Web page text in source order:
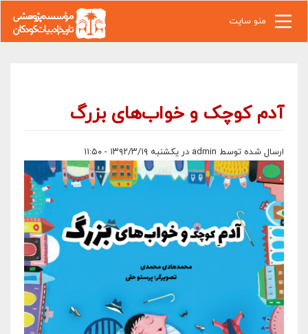
منو سایت
آدم کوچک و خواب‌های بزرگ
ارسال شده توسط admin در یکشنبه ۱۳۹۲/۳/۱۹ - ۱۱:۵۰